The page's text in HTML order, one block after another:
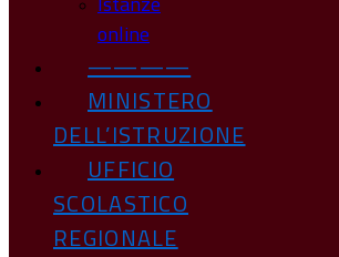
online
————
MINISTERO
DELL’ISTRUZIONE
UFFICIO
SCOLASTICO
REGIONALE